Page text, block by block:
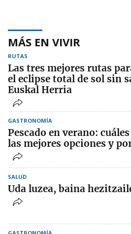
MÁS EN VIVIR
RUTAS
Las tres mejores rutas
el eclipse total de sol sin
Euskal Herria
GASTRONOMÍA
Pescado en verano:
las mejores opciones y
SALUD
Uda luzea, baina